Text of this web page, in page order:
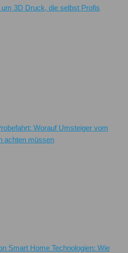
3D Druck, die selbst Profis
Worauf Umsteiger vom
achten müssen
Smart Home Technologien: Wie